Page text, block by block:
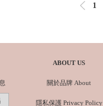
1
ABOUT US
關於品牌 About
隱私保護 Privacy Policy